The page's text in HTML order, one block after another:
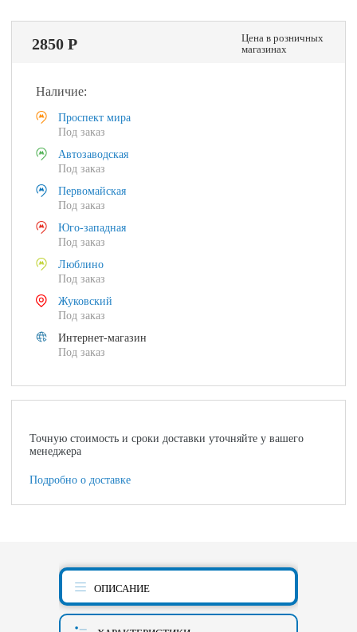
2850 Р
Цена в розничных
магазинах
Наличие:
Проспект мира
Под заказ
Автозаводская
Под заказ
Первомайская
Под заказ
Юго-западная
Под заказ
Люблино
Под заказ
Жуковский
Под заказ
Интернет-магазин
Под заказ
Точную стоимость и сроки доставки уточняйте у вашего
менеджера
Подробно о доставке
ОПИСАНИЕ